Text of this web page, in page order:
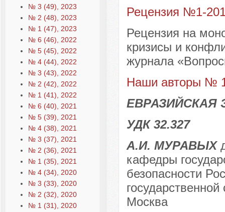
№ 3 (49), 2023
№ 2 (48), 2023
№ 1 (47), 2023
№ 6 (46), 2022
№ 5 (45), 2022
№ 4 (44), 2022
№ 3 (43), 2022
№ 2 (42), 2022
№ 1 (41), 2022
№ 6 (40), 2021
№ 5 (39), 2021
№ 4 (38), 2021
№ 3 (37), 2021
№ 2 (36), 2021
№ 1 (35), 2021
№ 4 (34), 2020
№ 3 (33), 2020
№ 2 (32), 2020
№ 1 (31), 2020
Рецензия №1-
Рецензия на
кризисы и
журнала
Наши авторы №
ЕВРАЗИЙСКАЯ
УДК 32.327
А.И. МУРАВЫХ
кафедры
безопасности
Москва